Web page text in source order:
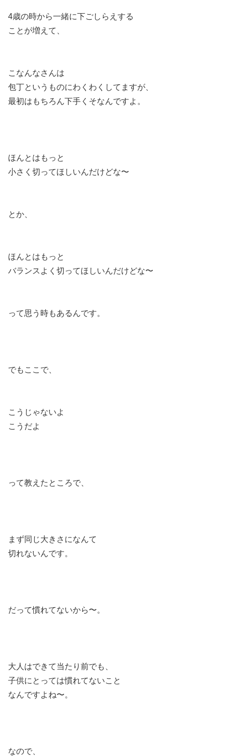
4歳の時から一緒に下ごしらえする
ことが増えて、
こなんなさんは
包丁というものにわくわくしてますが、
最初はもちろん下手くそなんですよ。
ほんとはもっと
小さく切ってほしいんだけどな〜
とか、
ほんとはもっと
バランスよく切ってほしいんだけどな〜
って思う時もあるんです。
でもここで、
こうじゃないよ
こうだよ
って教えたところで、
まず同じ大きさになんて
切れないんです。
だって慣れてないから〜。
大人はできて当たり前でも、
子供にとっては慣れてないこと
なんですよね〜。
なので、